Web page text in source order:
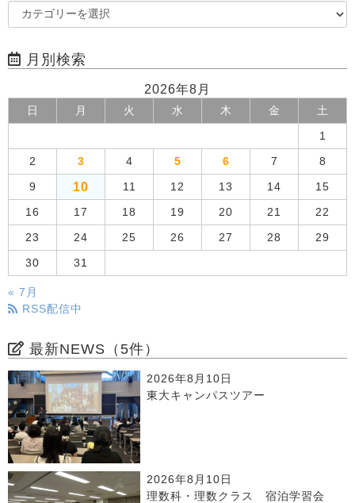
月別検索
2026年8月
日 月 火 水 木 金 土
1
2 3 4 5 6 7 8
9 10 11 12 13 14 15
16 17 18 19 20 21 22
23 24 25 26 27 28 29
30 31
« 7月
RSS配信中
最新NEWS（5件）
2026年8月10日
東大キャンパスツアー
2026年8月10日
理数科・理数クラス 宿泊学習会